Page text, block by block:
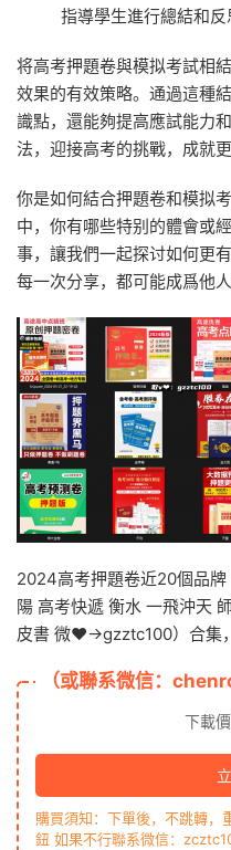
指導學生進行總結和反
将高考押題卷與模拟考試相
效果的有效策略。通過這種
識點，還能夠提高應試能力
法，迎接高考的挑戰，成就更
你是如何結合押題卷和模拟
中，你有哪些特别的體會或
事，讓我們一起探讨如何更
每一次分享，都可能成爲他
2024高考押題卷近20個品
陽 高考快遞 衡水 一飛沖天
皮書 微❤→gzztc100）合集
（或聯系微信：
下載
購買須知：下單後，不跳轉，
鈕 如果不行聯系微信：